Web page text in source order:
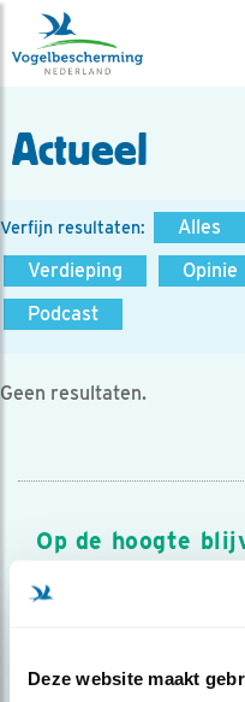
Deze website maakt
Actueel
Verfijn resultaten: Alles
Verdieping
Opinie
Podcast
Geen resultaten.
Op de hoogte
Meld je aan en ontvang
over vogels en